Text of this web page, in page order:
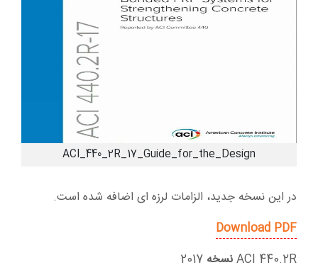
ACI_440_2R_17_Guide_for_the_Design
در این نسخه جدید، الزامات لرزه ای اضافه شده است.
Download PDF
ACI 440.2Rنسخه